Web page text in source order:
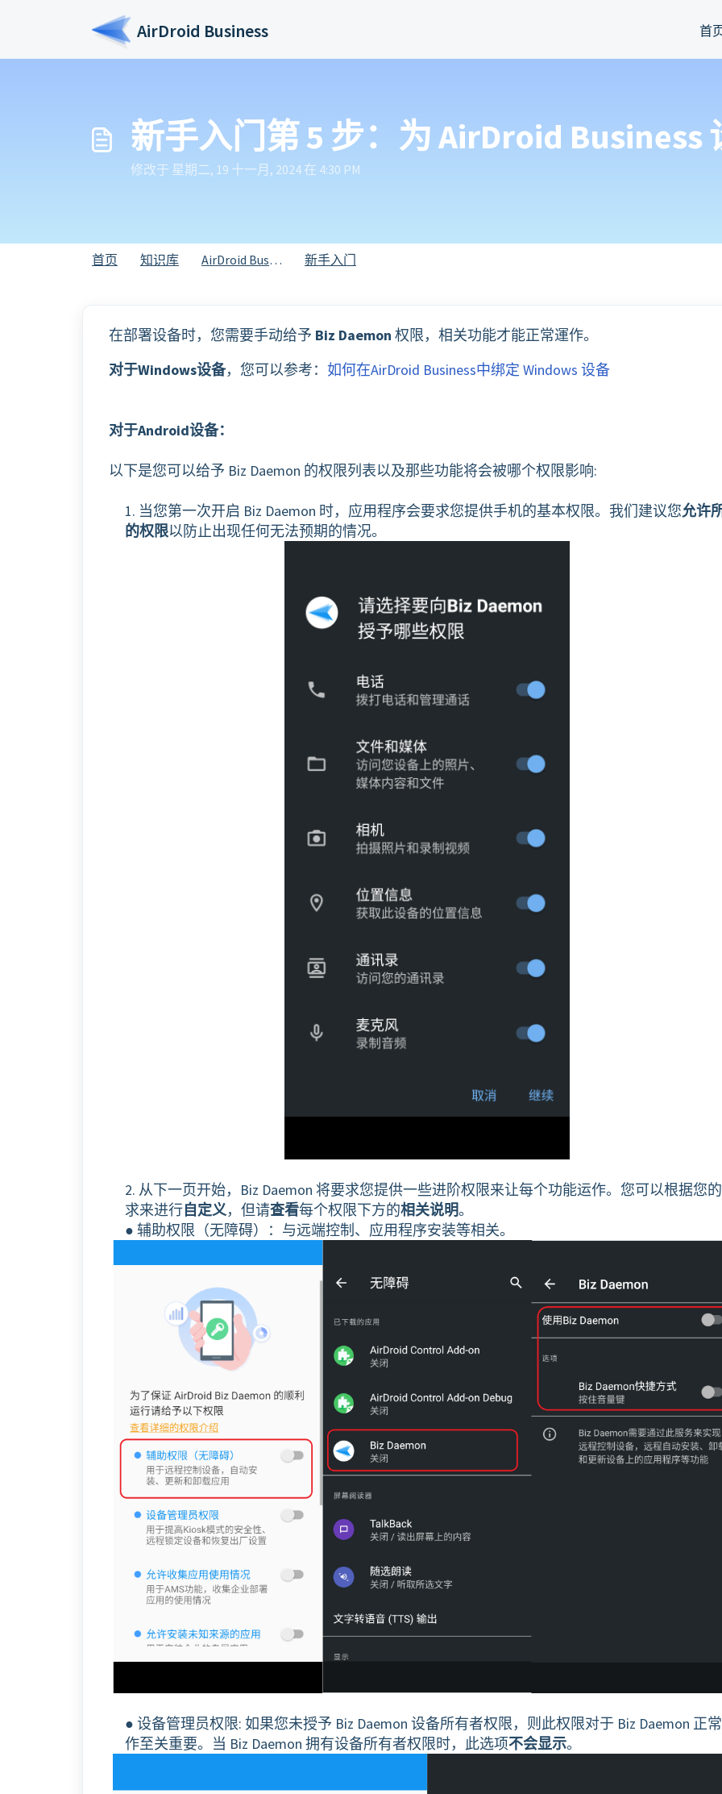
AirDroid Business 首
新手入门第 5 步：为 AirDroid Business
修改于 星期二, 19 十一月, 2024 在 4:30 PM
首页 知识库 AirDroid Business 新手入门
在部署设备时，您需要手动给予 Biz Daemon 权限，相关功能才能正常運作。
对于Windows设备， 您可以参考： 如何在AirDroid Business中绑定 Windows 设备
对于Android设备：
以下是您可以给予 Biz Daemon 的权限列表以及那些功能将会被哪个权限影响:
1. 当您第一次开启 Biz Daemon 时，应用程序会要求您提供手机的基本权限。我们建议您允许
的权限以防止出现任何无法预期的情况。
2. 从下一页开始，Biz Daemon 将要求您提供一些进阶权限来让每个功能运作。您可以根据您
求来进行自定义，但请查看每个权限下方的相关说明。
● 辅助权限（无障碍）：与远端控制、应用程序安装等相关。
● 设备管理员权限: 如果您未授予 Biz Daemon 设备所有者权限，则此权限对于 Biz Daemon 正
作至关重要。当 Biz Daemon 拥有设备所有者权限时，此选项不会显示。